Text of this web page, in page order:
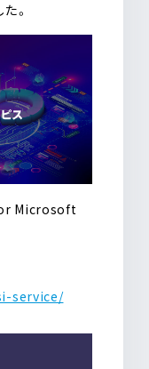
。
Microsoft
service/